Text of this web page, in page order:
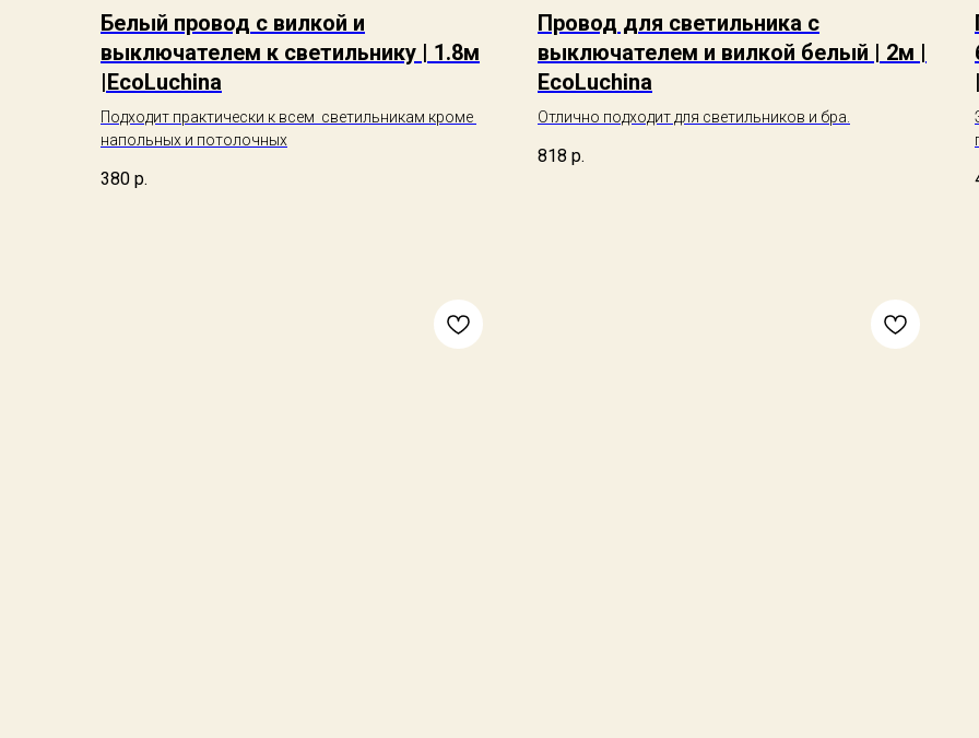
Белый провод с вилкой и
выключателем к светильнику | 1.8м
|EcoLuchina
Подходит практически к всем светильникам кроме
напольных и потолочных
380 р.
Провод для светильника с
выключателем и вилкой белый | 2м |
EcoLuchina
Отлично подходит для светильников и бра.
818 р.